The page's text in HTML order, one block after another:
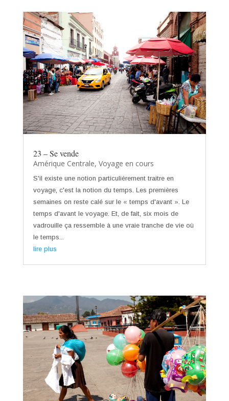
23 – Se vende
Amérique Centrale, Voyage en cours
S'il existe une notion particulièrement traitre en
voyage, c'est la notion du temps. Les premières
semaines on reste calé sur le « temps d'avant ». Le
temps d'avant le voyage. Et, de fait, six mois de
vadrouille ça ressemble à une vraie tranche de vie où
le temps...
lire plus